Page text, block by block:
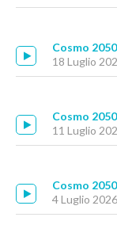
Cosmo
18 Luglio
Cosmo
11 Luglio
Cosmo
4 Luglio 2026